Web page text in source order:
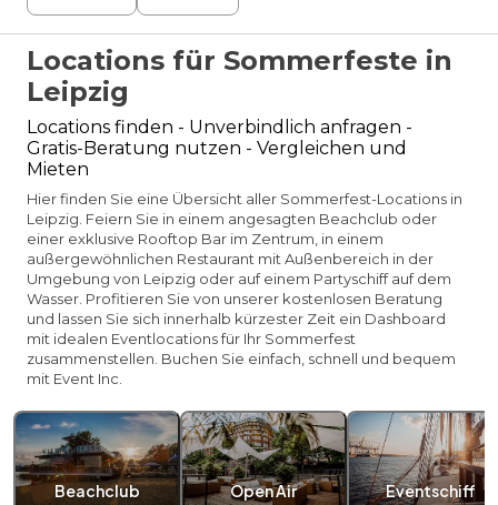
Locations für Sommerfeste in
Leipzig
Locations finden - Unverbindlich anfragen -
Gratis-Beratung nutzen - Vergleichen und
Mieten
Hier finden Sie eine Übersicht aller Sommerfest-Locations in
Leipzig. Feiern Sie in einem angesagten Beachclub oder
einer exklusive Rooftop Bar im Zentrum, in einem
außergewöhnlichen Restaurant mit Außenbereich in der
Umgebung von Leipzig oder auf einem Partyschiff auf dem
Wasser. Profitieren Sie von unserer kostenlosen Beratung
und lassen Sie sich innerhalb kürzester Zeit ein Dashboard
mit idealen Eventlocations für Ihr Sommerfest
zusammenstellen. Buchen Sie einfach, schnell und bequem
mit Event Inc.
Beachclub Open Air Eventschiff